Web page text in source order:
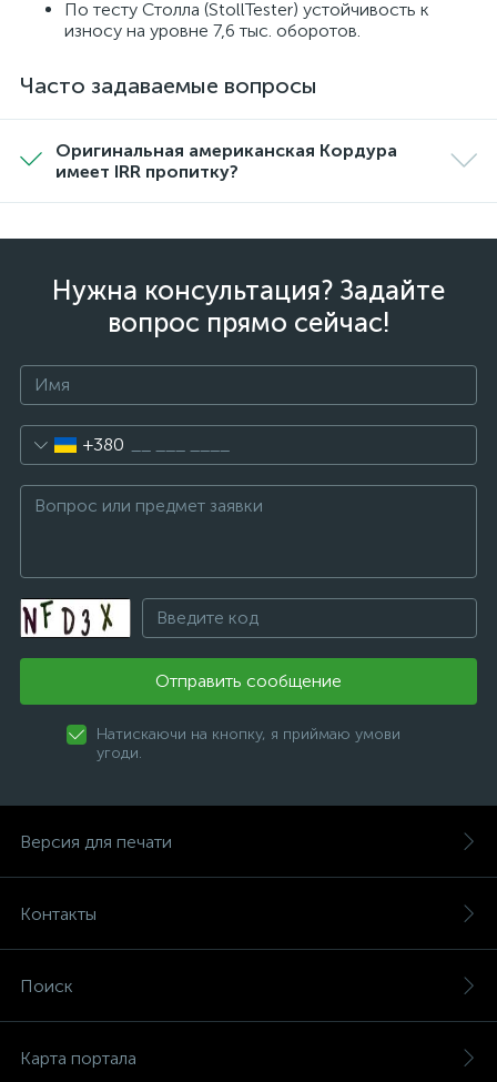
По тесту Столла (StollTester) устойчивость к
износу на уровне 7,6 тыс. оборотов.
Часто задаваемые вопросы
Оригинальная американская Кордура
имеет IRR пропитку?
Нужна консультация? Задайте
вопрос прямо сейчас!
+380
Отправить сообщение
Натискаючи на кнопку, я приймаю умови
угоди.
Версия для печати
Контакты
Поиск
Карта портала